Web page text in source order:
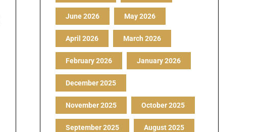
June 2026 May 2026
April 2026 March 2026
February 2026 January 2026
December 2025
November 2025 October 2025
September 2025 August 2025